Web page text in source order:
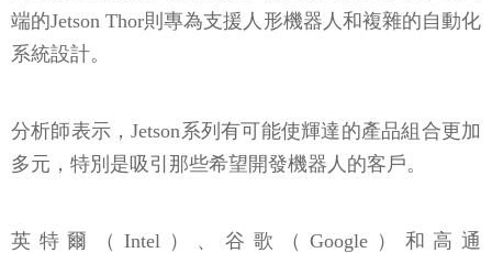
端的Jetson Thor則專為支援人形機器人和複雜的自動化
系統設計。
分析師表示，Jetson系列有可能使輝達的產品組合更加
多元，特別是吸引那些希望開發機器人的客戶。
英特爾（Intel）、谷歌（Google）和高通